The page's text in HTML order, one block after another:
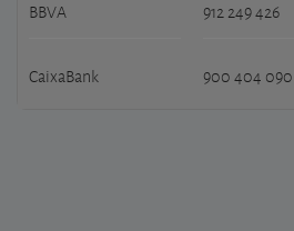
BBVA 912 249 426
CaixaBank 900 404 090